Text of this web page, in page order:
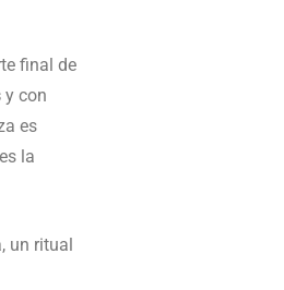
final de
y con
es
la
un ritual